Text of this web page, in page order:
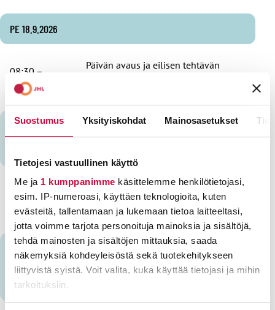
Suostumus Yksityiskohdat Mainosasetukset
Tietojesi vastuullinen käyttö
Me ja 1 kumppanimme käsittelemme henkilötietojasi,
esim. IP-numeroasi, käyttäen teknologioita, kuten
evästeitä, tallentamaan ja lukemaan tietoa laitteeltasi,
jotta voimme tarjota personoituja mainoksia ja sisältöjä,
tehdä mainosten ja sisältöjen mittauksia, saada
näkemyksiä kohdeyleisöstä sekä tuotekehitykseen
liittyvistä syistä. Voit valita, kuka käyttää tietojasi ja mihin
tarkoituksiin.
PE 18.9.2026
08:30 –
09:15
Päivän avaus ja eilisen tehtävän
Ennakko kyselyn läpikäynti ja
tulevaisuuden suunnitelmat
10:00 –
10:45
Ennakko kyselyn läpikäynti ja
tulevaisuuden suunnitelmat
Sarkkinen Jouko, PLM
10:45 –
11:30
Ammattialan tulevaisuustrendit ja
yhdenvertaisuuskysely -
johtopäätökset